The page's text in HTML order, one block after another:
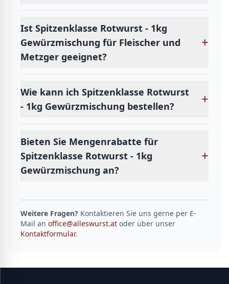
Ist Spitzenklasse Rotwurst - 1kg
Gewürzmischung für Fleischer und
Metzger geeignet?
+
Wie kann ich Spitzenklasse Rotwurst
- 1kg Gewürzmischung bestellen?
+
Bieten Sie Mengenrabatte für
Spitzenklasse Rotwurst - 1kg
Gewürzmischung an?
+
Weitere Fragen? Kontaktieren Sie uns gerne per E-
Mail an office@alleswurst.at oder über unser
Kontaktformular.